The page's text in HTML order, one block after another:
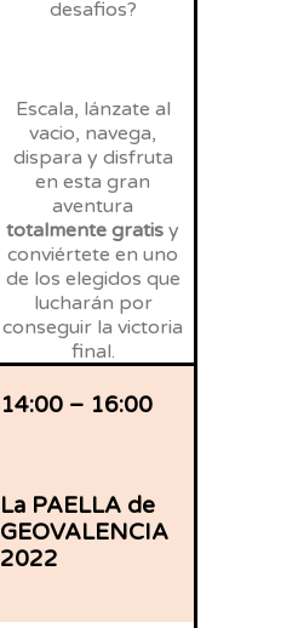
desafios?
Escala, lánzate al
vacio, navega,
dispara y disfruta
en esta gran
aventura
totalmente gratis y
conviértete en uno
de los elegidos que
lucharán por
conseguir la victoria
final.
14:00 – 16:00
La PAELLA de
GEOVALENCIA
2022